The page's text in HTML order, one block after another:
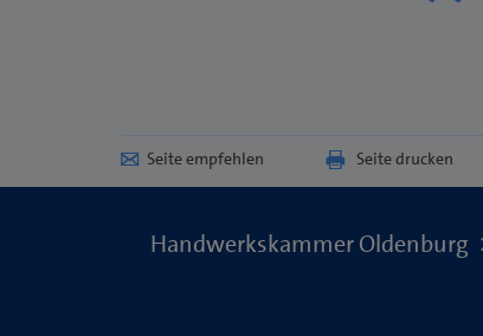
Seite empfehlen Seite drucken
Handwerkskammer Oldenburg